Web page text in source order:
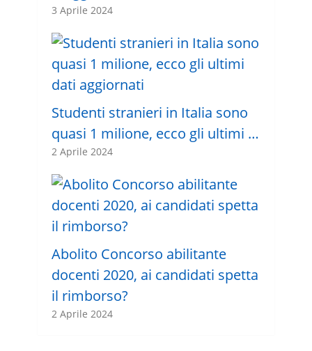
3 Aprile 2024
Studenti stranieri in Italia sono
quasi 1 milione, ecco gli ultimi …
2 Aprile 2024
Abolito Concorso abilitante
docenti 2020, ai candidati spetta
il rimborso?
2 Aprile 2024